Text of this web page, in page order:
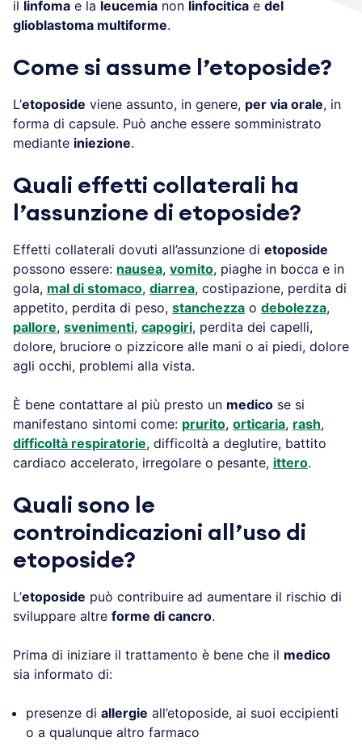
il linfoma e la leucemia non linfocitica e del
glioblastoma multiforme.
Come si assume l’etoposide?
L’etoposide viene assunto, in genere, per via orale, in
forma di capsule. Può anche essere somministrato
mediante iniezione.
Quali effetti collaterali ha
l’assunzione di etoposide?
Effetti collaterali dovuti all’assunzione di etoposide
possono essere: nausea, vomito, piaghe in bocca e in
gola, mal di stomaco, diarrea, costipazione, perdita di
appetito, perdita di peso, stanchezza o debolezza,
pallore, svenimenti, capogiri, perdita dei capelli,
dolore, bruciore o pizzicore alle mani o ai piedi, dolore
agli occhi, problemi alla vista.
È bene contattare al più presto un medico se si
manifestano sintomi come: prurito, orticaria, rash,
difficoltà respiratorie, difficoltà a deglutire, battito
cardiaco accelerato, irregolare o pesante, ittero.
Quali sono le
controindicazioni all’uso di
etoposide?
L’etoposide può contribuire ad aumentare il rischio di
sviluppare altre forme di cancro.
Prima di iniziare il trattamento è bene che il medico
sia informato di:
presenze di allergie all’etoposide, ai suoi eccipienti
o a qualunque altro farmaco